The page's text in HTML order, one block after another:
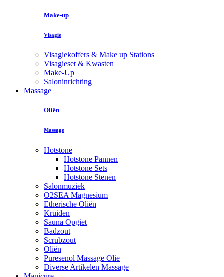
Make-up
Visagie
Visagiekoffers & Make up Stations
Visagieset & Kwasten
Make-Up
Saloninrichting
Massage
Oliën
Massage
Hotstone
Hotstone Pannen
Hotstone Sets
Hotstone Stenen
Salonmuziek
O2SEA Magnesium
Etherische Oliën
Kruiden
Sauna Opgiet
Badzout
Scrubzout
Oliën
Puresenol Massage Olie
Diverse Artikelen Massage